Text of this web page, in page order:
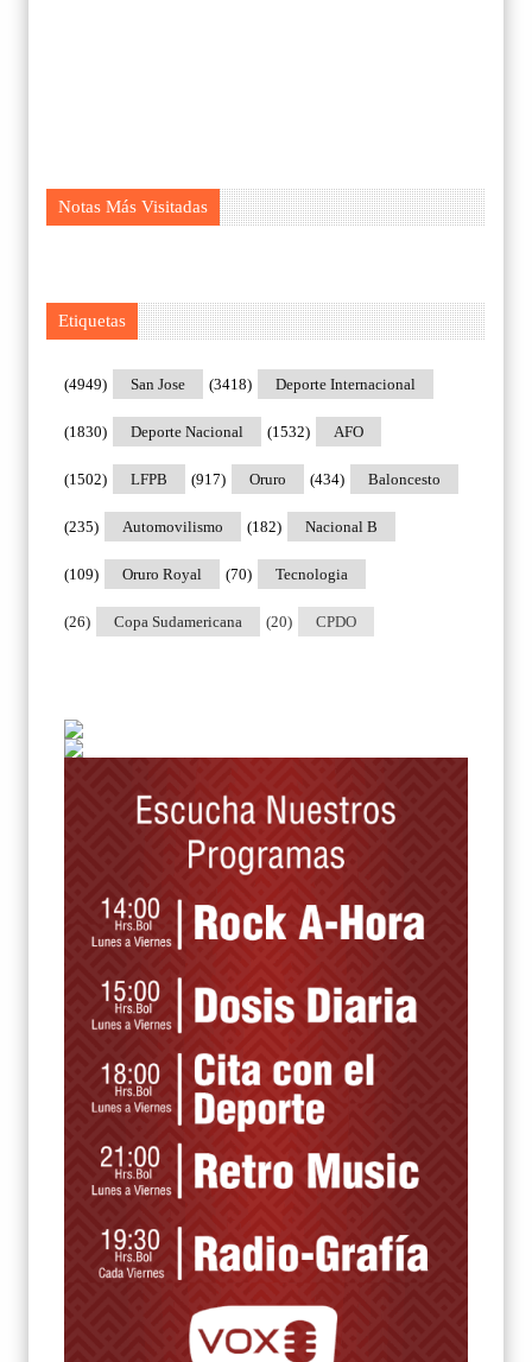
Notas Más Visitadas
Etiquetas
San Jose
(4949) Deporte Internacional
(3418)
Deporte Nacional
(1830) AFO
(1532)
LFPB
(1502) Oruro
(917) Baloncesto
(434)
Automovilismo
(235) Nacional B
(182)
Oruro Royal
(109) Tecnologia
(70)
Copa Sudamericana
(26) CPDO
(20)